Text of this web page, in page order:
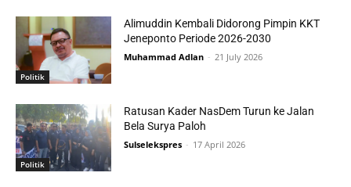
Politik
Alimuddin Kembali Didorong Pimpin KKT
Jeneponto Periode 2026-2030
Muhammad Adlan - 21 July 2026
Politik
Ratusan Kader NasDem Turun ke Jalan
Bela Surya Paloh
Sulselekspres - 17 April 2026